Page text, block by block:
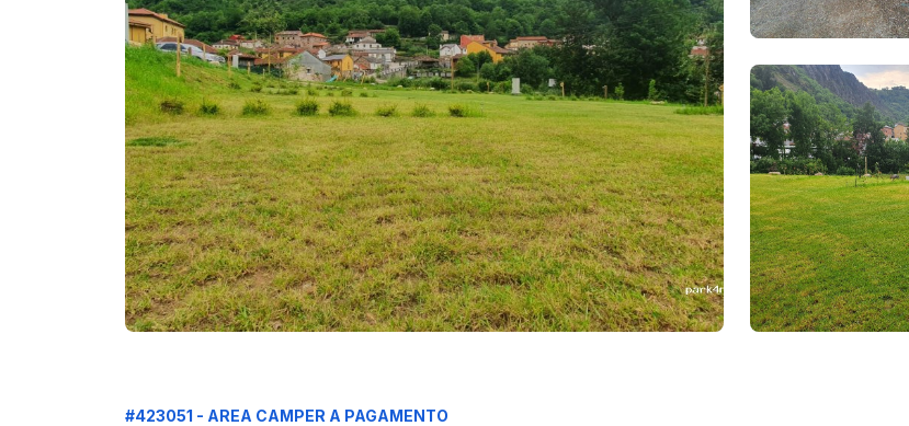
#423051 - AREA CAMPER A PAGAMENTO